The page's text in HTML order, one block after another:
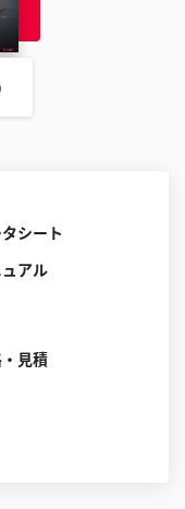
シート
アル
見積